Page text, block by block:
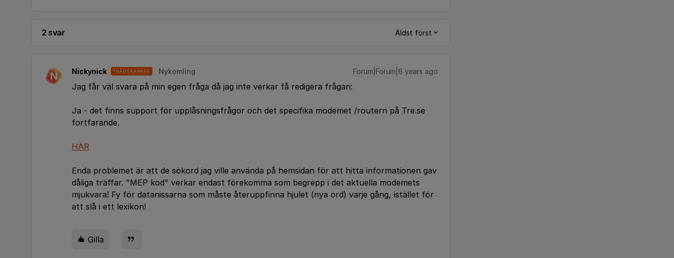
2 svar Äldst först
N Nickynick TRÅDSKAPARE Nykomling Forum|Forum|6 years ago
Jag får väl svara på min egen fråga då jag inte verkar få redigera frågan:
Ja - det finns support för upplåsningsfrågor och det specifika modemet /routern på Tre.se
fortfarande.
HÄR
Enda problemet är att de sökord jag ville använda på hemsidan för att hitta informationen gav
dåliga träffar. "MEP kod" verkar endast förekomma som begrepp i det aktuella modemets
mjukvara! Fy för datanissarna som måste återuppfinna hjulet (nya ord) varje gång, istället för
att slå i ett lexikon!
Gilla